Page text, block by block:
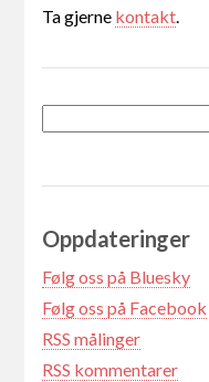
Ta gjerne kontakt.
Oppdateringer
Følg oss på Bluesky
Følg oss på Facebook
RSS målinger
RSS kommentarer